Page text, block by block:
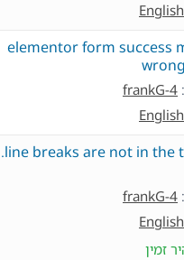
elementor form success
frankG-4
line breaks are not in the
frankG-4
זמין